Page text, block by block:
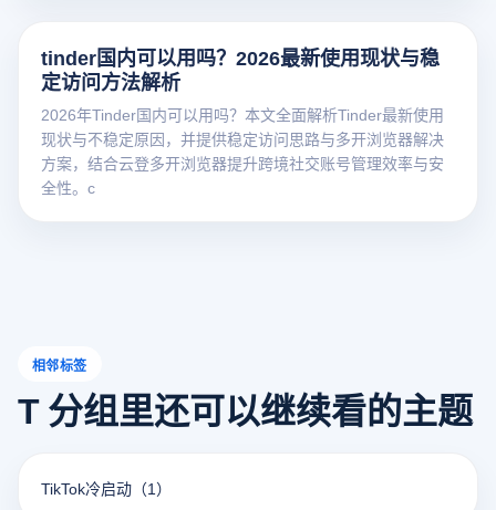
tinder国内可以用吗？2026最新使用现状与稳
定访问方法解析
2026年Tinder国内可以用吗？本文全面解析Tinder最新使用
现状与不稳定原因，并提供稳定访问思路与多开浏览器解决
方案，结合云登多开浏览器提升跨境社交账号管理效率与安
全性。c
相邻标签
T 分组里还可以继续看的主题
TikTok冷启动 （1）